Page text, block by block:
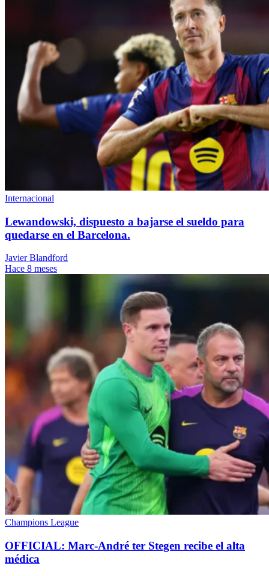
Internacional
Lewandowski, dispuesto a bajarse el sueldo para
quedarse en el Barcelona.
Javier Blandford
Hace 8 meses
Champions League
OFFICIAL: Marc-André ter Stegen recibe el alta
médica